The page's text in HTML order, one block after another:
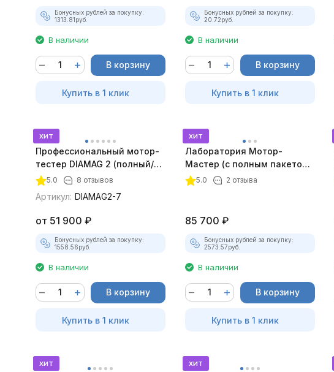
Бонусных рублей за покупку:
1313.81руб.
В наличии
В корзину
Купить в 1 клик
Бонусных рублей за покупку:
20.72руб.
В наличии
В корзину
Купить в 1 клик
хит
Профессиональный мотор-
тестер DIAMAG 2 (полный/
максимальный комплект)
5.0 8 отзывов
Артикул: DIAMAG2-7
от 51 900 ₽
Бонусных рублей за покупку:
1558.56руб.
В наличии
В корзину
Купить в 1 клик
хит
Лаборатория Мотор-
Мастер (с полным пакетом
лицензий)
5.0 2 отзыва
85 700 ₽
Бонусных рублей за покупку:
2573.57руб.
В наличии
В корзину
Купить в 1 клик
хит хит